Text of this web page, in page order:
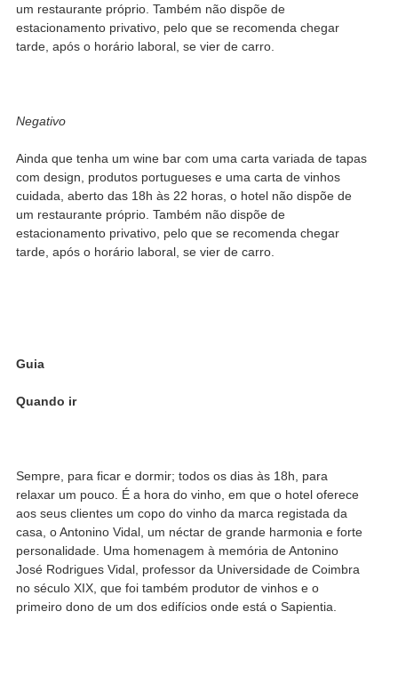
um restaurante próprio. Também não dispõe de
estacionamento privativo, pelo que se recomenda chegar
tarde, após o horário laboral, se vier de carro.
Negativo
Ainda que tenha um wine bar com uma carta variada de tapas
com design, produtos portugueses e uma carta de vinhos
cuidada, aberto das 18h às 22 horas, o hotel não dispõe de
um restaurante próprio. Também não dispõe de
estacionamento privativo, pelo que se recomenda chegar
tarde, após o horário laboral, se vier de carro.
Guia
Quando ir
Sempre, para ficar e dormir; todos os dias às 18h, para
relaxar um pouco. É a hora do vinho, em que o hotel oferece
aos seus clientes um copo do vinho da marca registada da
casa, o Antonino Vidal, um néctar de grande harmonia e forte
personalidade. Uma homenagem à memória de Antonino
José Rodrigues Vidal, professor da Universidade de Coimbra
no século XIX, que foi também produtor de vinhos e o
primeiro dono de um dos edifícios onde está o Sapientia.